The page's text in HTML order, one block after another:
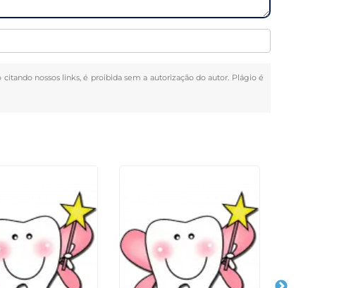
nossos links, é proibida sem a autorização do autor. Plágio é